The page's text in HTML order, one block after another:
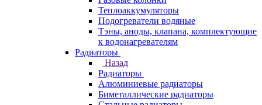
Теплоаккумуляторы
Подогреватели водяные
Тэны, аноды, клапана, комплектующие
к водонагревателям
Радиаторы
Назад
Радиаторы
Алюминиевые радиаторы
Биметаллические радиаторы